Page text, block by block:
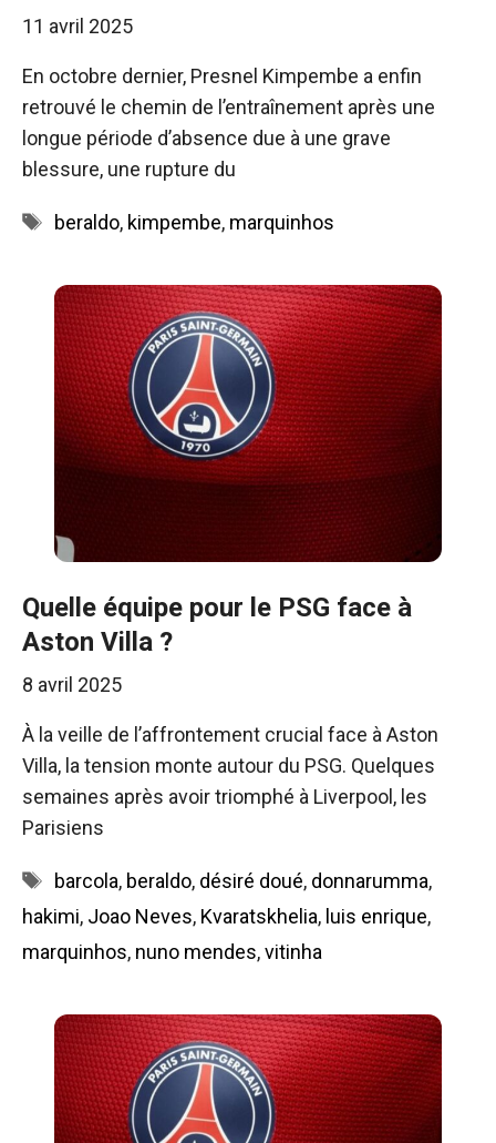
11 avril 2025
En octobre dernier, Presnel Kimpembe a enfin
retrouvé le chemin de l’entraînement après une
longue période d’absence due à une grave
blessure, une rupture du
Étiquettes
beraldo, kimpembe, marquinhos
Quelle équipe pour le PSG face à
Aston Villa ?
8 avril 2025
À la veille de l’affrontement crucial face à Aston
Villa, la tension monte autour du PSG. Quelques
semaines après avoir triomphé à Liverpool, les
Parisiens
Étiquettes
barcola, beraldo, désiré doué, donnarumma,
hakimi, Joao Neves, Kvaratskhelia, luis enrique,
marquinhos, nuno mendes,vitinha